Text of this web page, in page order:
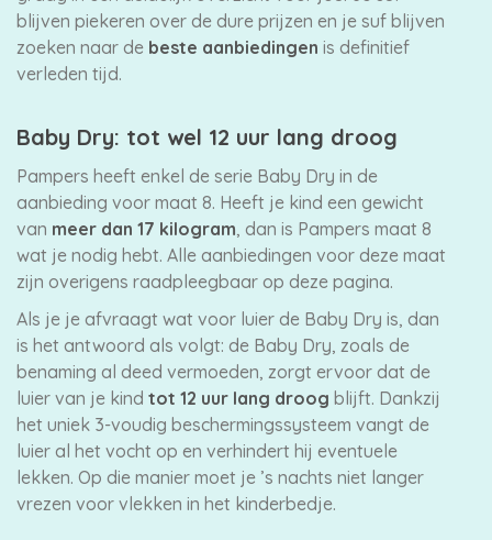
blijven piekeren over de dure prijzen en je suf blijven
zoeken naar de beste aanbiedingen is definitief
verleden tijd.
Baby Dry: tot wel 12 uur lang droog
Pampers heeft enkel de serie Baby Dry in de
aanbieding voor maat 8. Heeft je kind een gewicht
van meer dan 17 kilogram , dan is Pampers maat 8
wat je nodig hebt. Alle aanbiedingen voor deze maat
zijn overigens raadpleegbaar op deze pagina.
Als je je afvraagt wat voor luier de Baby Dry is, dan
is het antwoord als volgt: de Baby Dry, zoals de
benaming al deed vermoeden, zorgt ervoor dat de
luier van je kind tot 12 uur lang droog blijft. Dankzij
het uniek 3-voudig beschermingssysteem vangt de
luier al het vocht op en verhindert hij eventuele
lekken. Op die manier moet je ’s nachts niet langer
vrezen voor vlekken in het kinderbedje.